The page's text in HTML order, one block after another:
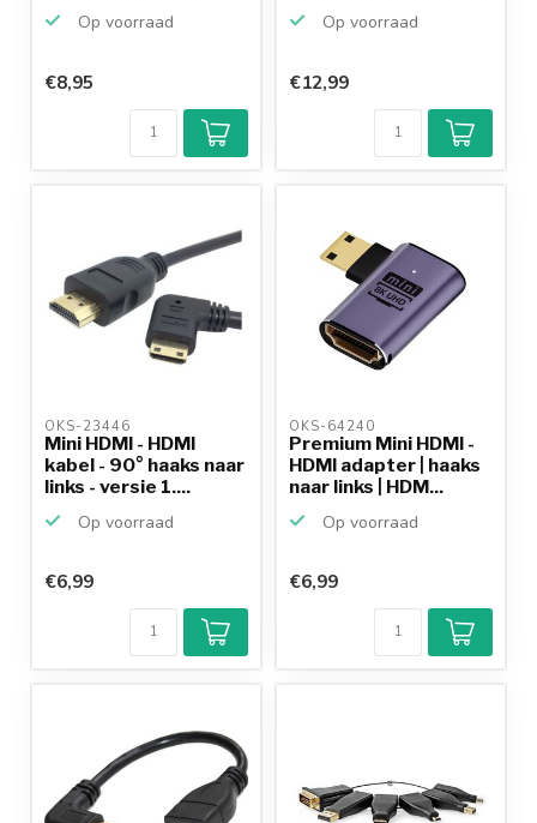
Op voorraad
€8,95
Op voorraad
€12,99
OKS-23446
Mini HDMI - HDMI
kabel - 90° haaks naar
links - versie 1....
Op voorraad
€6,99
OKS-64240
Premium Mini HDMI -
HDMI adapter | haaks
naar links | HDM...
Op voorraad
€6,99